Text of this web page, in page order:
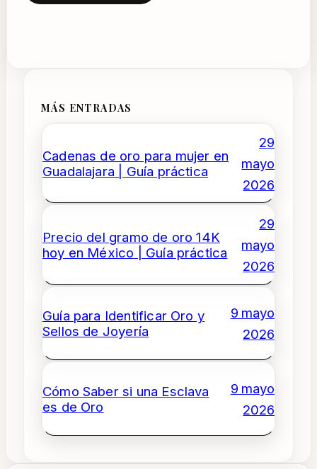
MÁS ENTRADAS
Cadenas de oro para mujer en
Guadalajara | Guía práctica
29
mayo
2026
Precio del gramo de oro 14K
hoy en México | Guía práctica
29
mayo
2026
Guía para Identificar Oro y
Sellos de Joyería
9 mayo
2026
Cómo Saber si una Esclava
es de Oro
9 mayo
2026